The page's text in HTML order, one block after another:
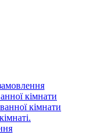
кімнати
кімнати